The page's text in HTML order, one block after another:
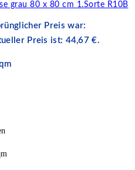
grau 80 x 80 cm 1.Sorte R10B
Preis war:
Preis ist: 44,67 €.